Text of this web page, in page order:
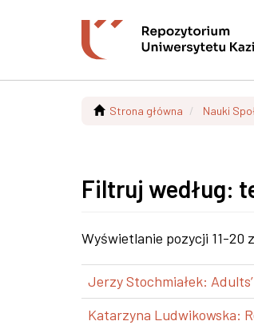
Strona główna Nauki
Filtruj według:
Wyświetlanie pozycji 11-20 z
Jerzy Stochmiałek:
Katarzyna Ludwikowska: